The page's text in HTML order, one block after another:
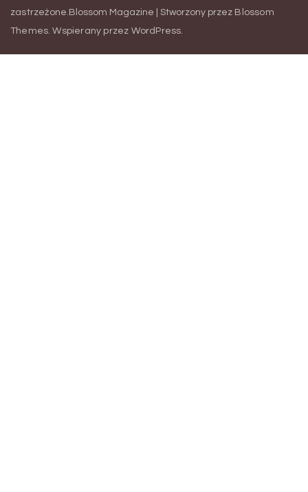
zastrzeżone. Blossom Magazine | Stworzony przez Blossom
Themes. Wspierany przez WordPress.